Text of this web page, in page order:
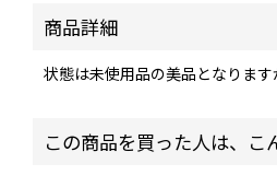
商品詳細
状態は未使用品の美品となりま
この商品を買った人は、こ